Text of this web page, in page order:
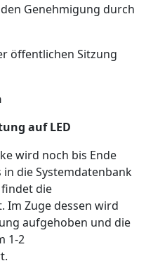
Genehmigung durch
öffentlichen Sitzung
auf LED
wird noch bis Ende
die Systemdatenbank
die
Zuge dessen wird
aufgehoben und die
1-2